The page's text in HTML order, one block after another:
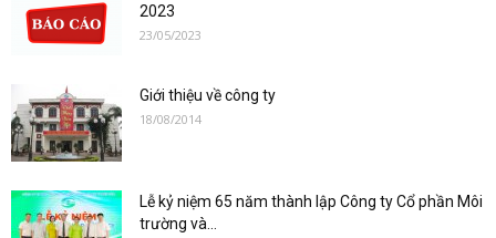
2023
23/05/2023
Giới thiệu về công ty
18/08/2014
Lễ kỷ niệm 65 năm thành lập Công ty Cổ phần Môi
trường và...